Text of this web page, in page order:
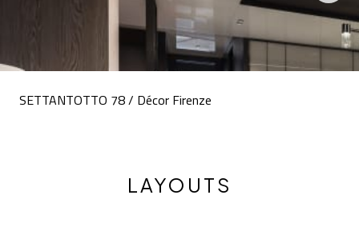
SETTANTOTTO 78 / Décor Firenze
LAYOUTS